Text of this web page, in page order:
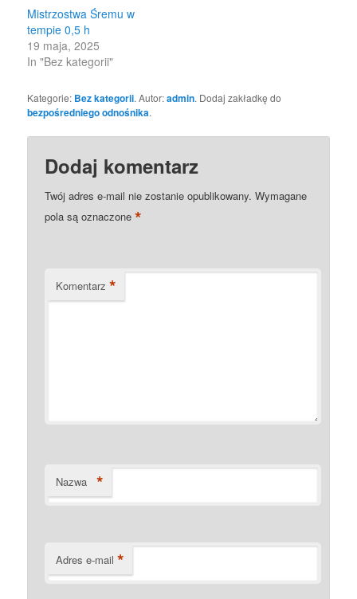
Mistrzostwa Śremu w
tempie 0,5 h
19 maja, 2025
In "Bez kategorii"
Kategorie: Bez kategorii. Autor:admin. Dodaj zakładkę do
bezpośredniego odnośnika.
Dodaj komentarz
Twój adres e-mail nie zostanie opublikowany. Wymagane
pola są oznaczone*
Komentarz *
Nazwa *
Adres e-mail *